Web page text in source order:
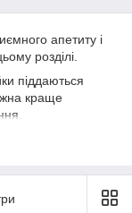
апетиту і
розділі.
піддаються
краще
або